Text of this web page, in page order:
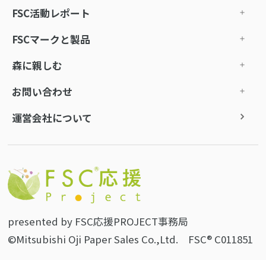
FSC活動レポート
FSCマークと製品
森に親しむ
お問い合わせ
運営会社について
presented by FSC応援PROJECT事務局
©Mitsubishi Oji Paper Sales Co.,Ltd. FSC® C011851